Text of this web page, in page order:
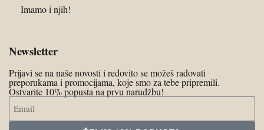
Imamo i njih!
Newsletter
Prijavi se na naše novosti i redovito se možeš radovati
preporukama i promocijama, koje smo za tebe pripremili.
Ostvarite 10% popusta na prvu narudžbu!